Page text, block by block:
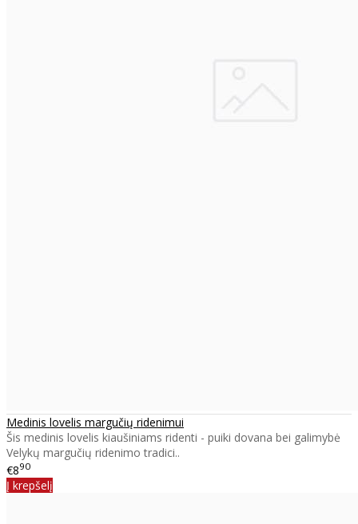
Medinis lovelis margučių ridenimui
Šis medinis lovelis kiaušiniams ridenti - puiki dovana bei galimybė
Velykų margučių ridenimo tradici..
€890
Į krepšelį